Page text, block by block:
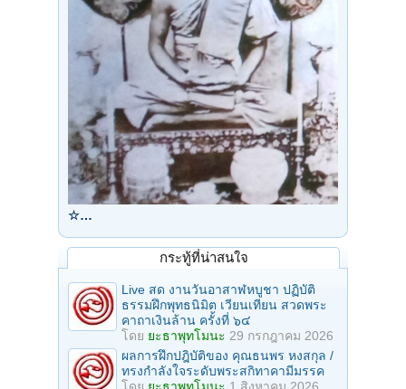
☆…
กระทู้ที่น่าสนใจ
Live สด งานวันอาสาฬหบูชา ปฏิบัติ
ธรรมฝึกพุทธนิมิต เวียนเทียน สวดพระ
คาถาเงินล้าน ครั้งที่ ๖๔
โดย ยะธาพุทโมนะ 29 กรกฎาคม 2026
ผลการฝึกปฎิบัติของ คุณธนพร หงสกุล /
ทรงกำลังใจระดับพระสกิทาคามีมรรค